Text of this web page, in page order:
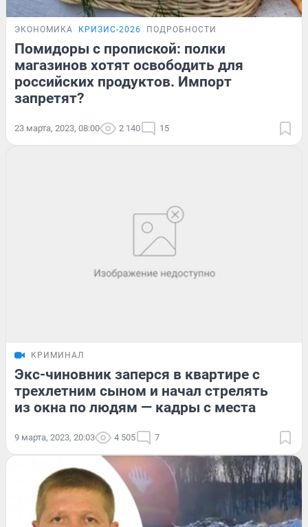
ЭКОНОМИКА КРИЗИС-2026 ПОДРОБНОСТИ
Помидоры с пропиской: полки
магазинов хотят освободить для
российских продуктов. Импорт
запретят?
23 марта, 2023, 08:00 2 140 15
КРИМИНАЛ
Экс-чиновник заперся в квартире с
трехлетним сыном и начал стрелять
из окна по людям — кадры с места
9 марта, 2023, 20:03 4 505 7